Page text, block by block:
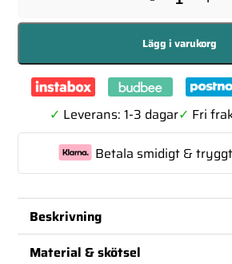
Lägg i varukorg
✓ Leverans: 1-3 dagar✓ Fri
Betala smidigt &
Beskrivning
Mörkblå 3-pack kalsonger från
Material & skötsel